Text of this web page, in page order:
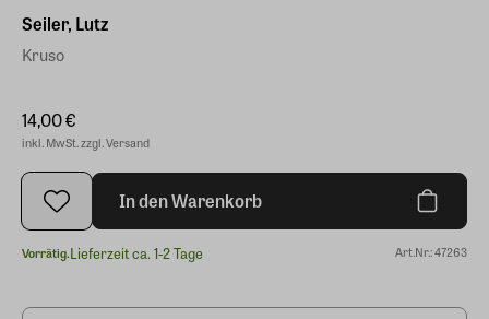
Seiler, Lutz
Kruso
14,00 €
inkl. MwSt. zzgl. Versand
In den Warenkorb
Vorrätig.Lieferzeit ca. 1-2 Tage Art.Nr.: 47263